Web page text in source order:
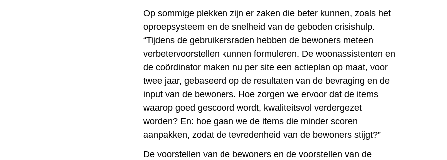
Op sommige plekken zijn er zaken die beter kunnen, zoals het
oproepsysteem en de snelheid van de geboden crisishulp.
“Tijdens de gebruikersraden hebben de bewoners meteen
verbetervoorstellen kunnen formuleren. De woonassistenten en
de coördinator maken nu per site een actieplan op maat, voor
twee jaar, gebaseerd op de resultaten van de bevraging en de
input van de bewoners. Hoe zorgen we ervoor dat de items
waarop goed gescoord wordt, kwaliteitsvol verdergezet
worden? En: hoe gaan we de items die minder scoren
aanpakken, zodat de tevredenheid van de bewoners stijgt?”
De voorstellen van de bewoners en de voorstellen van de